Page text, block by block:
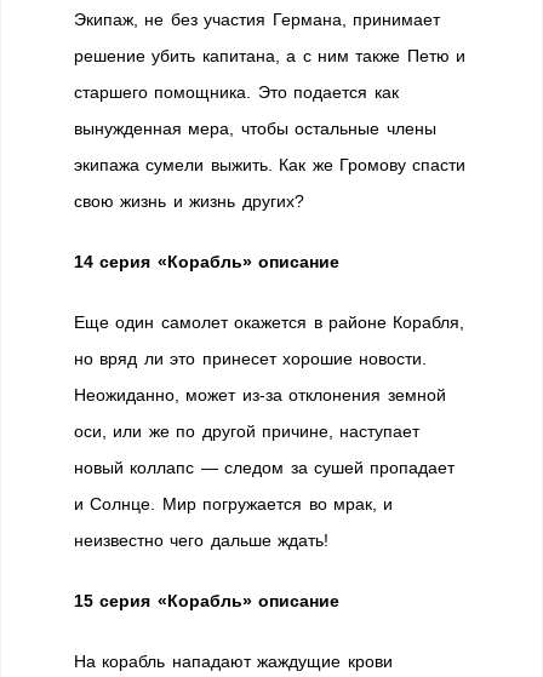
Экипаж, не без участия Германа, принимает
решение убить капитана, а с ним также Петю и
старшего помощника. Это подается как
вынужденная мера, чтобы остальные члены
экипажа сумели выжить. Как же Громову спасти
свою жизнь и жизнь других?
14 серия «Корабль» описание
Еще один самолет окажется в районе Корабля,
но вряд ли это принесет хорошие новости.
Неожиданно, может из-за отклонения земной
оси, или же по другой причине, наступает
новый коллапс — следом за сушей пропадает
и Солнце. Мир погружается во мрак, и
неизвестно чего дальше ждать!
15 серия «Корабль» описание
На корабль нападают жаждущие крови